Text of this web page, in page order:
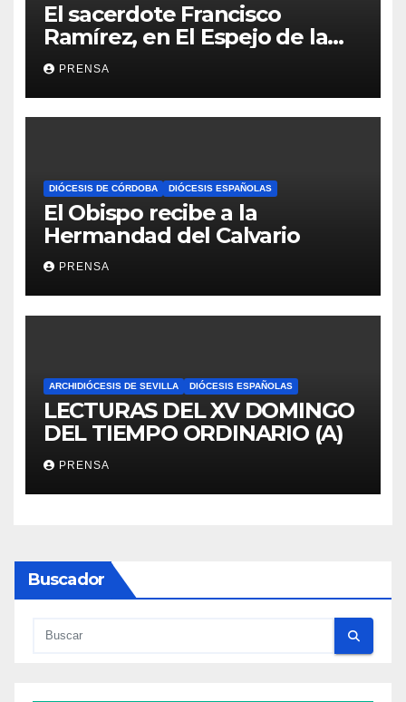
El sacerdote Francisco
Ramírez, en El Espejo de la
Iglesia
PRENSA
DIÓCESIS DE CÓRDOBA DIÓCESIS ESPAÑOLAS
El Obispo recibe a la
Hermandad del Calvario
PRENSA
ARCHIDIÓCESIS DE SEVILLA DIÓCESIS ESPAÑOLAS
LECTURAS DEL XV DOMINGO
DEL TIEMPO ORDINARIO (A)
PRENSA
Buscador